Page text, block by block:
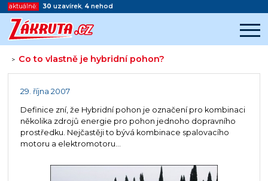
aktuálně: 30 uzavírek, 4 nehod
> Co to vlastně je hybridní pohon?
Začátek reklamy
29. října 2007
Definice zní, že Hybridní pohon je označení pro kombinaci
několika zdrojů energie pro pohon jednoho dopravního
prostředku. Nejčastěji to bývá kombinace spalovacího
motoru a elektromotoru...